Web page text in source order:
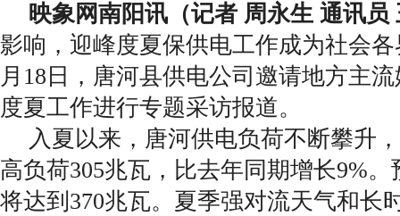
映象网南阳讯（记者 周永生 通讯
影响，迎峰度夏保供电工作成为社会
月18日，唐河县供电公司邀请地方主
度夏工作进行专题采访报道。
入夏以来，唐河供电负荷不断攀升
高负荷305兆瓦，比去年同期增长9%
将达到370兆瓦。夏季强对流天气和长